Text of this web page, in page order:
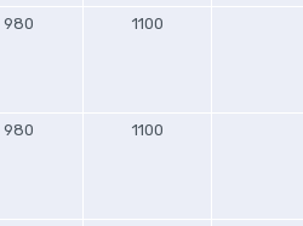
980 1100
980 1100